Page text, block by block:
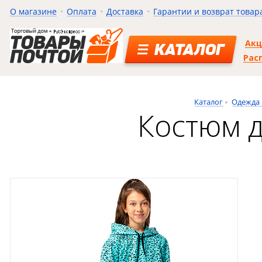
О магазине Оплата Доставка Гарантии и возврат
КАТАЛОГ
Каталог Одежда
Костюм